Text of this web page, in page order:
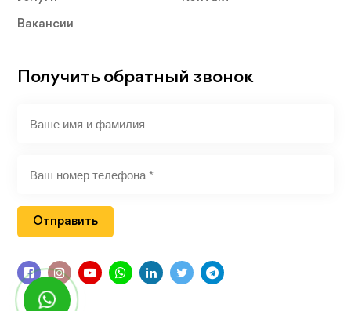
Вакансии
Получить обратный звонок
Отправить